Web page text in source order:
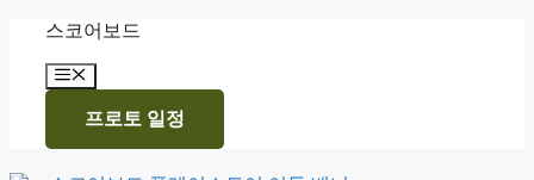
content
스코어보드
Menu
프로토 일정